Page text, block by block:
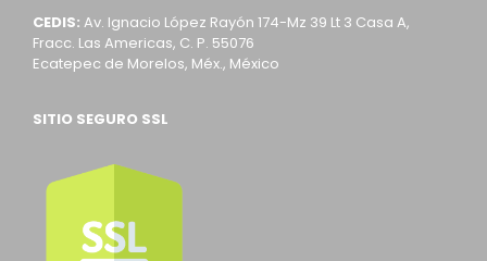
CEDIS: Av. Ignacio López Rayón 174-Mz 39 Lt 3 Casa A,
Fracc. Las Americas, C. P. 55076
Ecatepec de Morelos, Méx., México
SITIO SEGURO SSL